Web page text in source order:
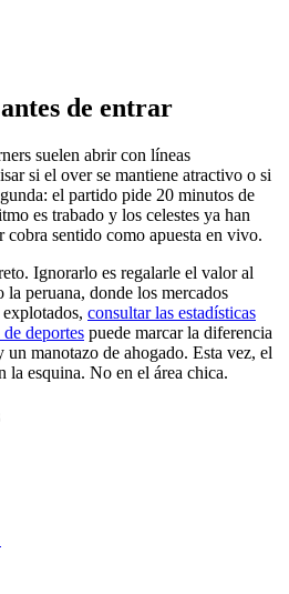
de entrar
suelen abrir con líneas
si el over se mantiene atractivo o si
el partido pide 20 minutos de
es trabado y los celestes ya han
cobra sentido como apuesta en vivo.
Ignorarlo es regalarle el valor al
peruana, donde los mercados
consultar las estadísticas
deportes puede marcar la diferencia
manotazo de ahogado. Esta vez, el
la esquina. No en el área chica.